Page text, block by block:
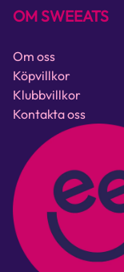
OM SWEEATS
Om oss
Köpvillkor
Klubbvillkor
Kontakta oss